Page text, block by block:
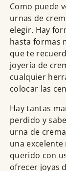
Como puede
urnas de
elegir. Hay
hasta formas
que te
joyería de
cualquier
colocar las
Hay tantas
perdido y
urna de
una
querido con
ofrecer joyas